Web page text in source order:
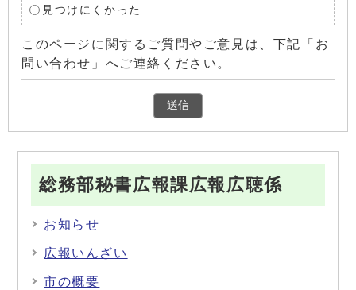
見つけにくかった
このページに関するご質問やご意見は、下記「お
問い合わせ」へご連絡ください。
総務部秘書広報課広報広聴係
お知らせ
広報いんざい
市の概要